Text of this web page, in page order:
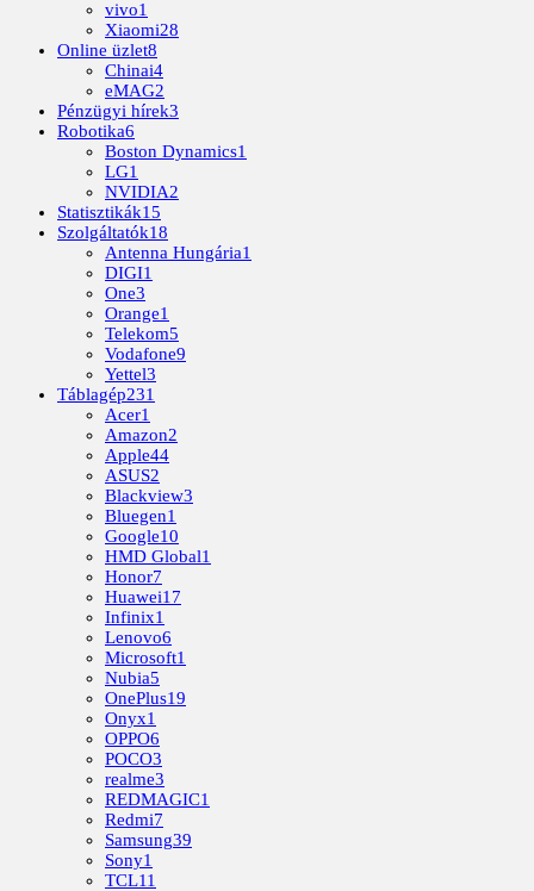
vivo1
Xiaomi28
Online üzlet8
Chinai4
eMAG2
Pénzügyi hírek3
Robotika6
Boston Dynamics1
LG1
NVIDIA2
Statisztikák15
Szolgáltatók18
Antenna Hungária1
DIGI1
One3
Orange1
Telekom5
Vodafone9
Yettel3
Táblagép231
Acer1
Amazon2
Apple44
ASUS2
Blackview3
Bluegen1
Google10
HMD Global1
Honor7
Huawei17
Infinix1
Lenovo6
Microsoft1
Nubia5
OnePlus19
Onyx1
OPPO6
POCO3
realme3
REDMAGIC1
Redmi7
Samsung39
Sony1
TCL11